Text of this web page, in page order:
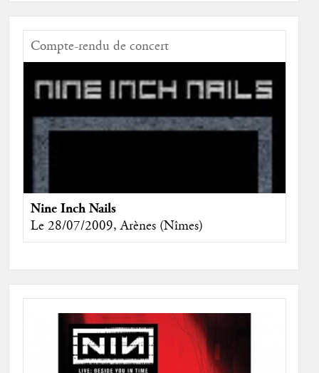
Compte-rendu de concert
Nine Inch Nails
Le 28/07/2009, Arènes (Nîmes)